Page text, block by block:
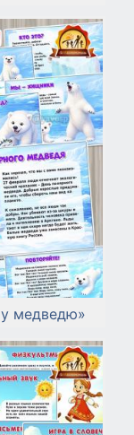
медведю»